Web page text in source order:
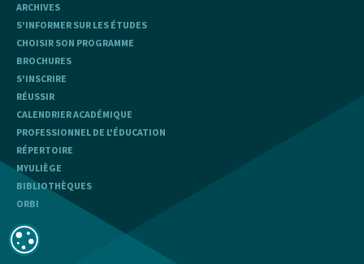
ARCHIVES
S'INFORMER SUR LES ÉTUDES
CHOISIR SON PROGRAMME
BROCHURES
S'INSCRIRE
RÉUSSIR
CALENDRIER ACADÉMIQUE
PROFESSIONNEL DE L'ÉDUCATION
RÉPERTOIRE
MYULIÈGE
BIBLIOTHÈQUES
ORBI